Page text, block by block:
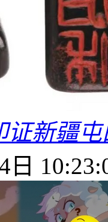
证新疆
日